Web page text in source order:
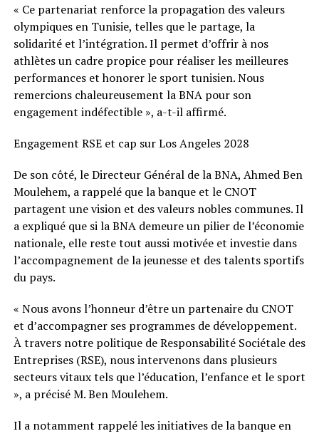
« Ce partenariat renforce la propagation des valeurs
olympiques en Tunisie, telles que le partage, la
solidarité et l’intégration. Il permet d’offrir à nos
athlètes un cadre propice pour réaliser les meilleures
performances et honorer le sport tunisien. Nous
remercions chaleureusement la BNA pour son
engagement indéfectible », a-t-il affirmé.
Engagement RSE et cap sur Los Angeles 2028
De son côté, le Directeur Général de la BNA, Ahmed Ben
Moulehem, a rappelé que la banque et le CNOT
partagent une vision et des valeurs nobles communes. Il
a expliqué que si la BNA demeure un pilier de l’économie
nationale, elle reste tout aussi motivée et investie dans
l’accompagnement de la jeunesse et des talents sportifs
du pays.
« Nous avons l’honneur d’être un partenaire du CNOT
et d’accompagner ses programmes de développement.
À travers notre politique de Responsabilité Sociétale des
Entreprises (RSE), nous intervenons dans plusieurs
secteurs vitaux tels que l’éducation, l’enfance et le sport
», a précisé M. Ben Moulehem.
Il a notamment rappelé les initiatives de la banque en